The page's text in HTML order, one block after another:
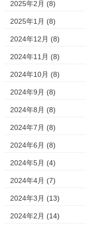
2025年2月 (8)
2025年1月 (8)
2024年12月 (8)
2024年11月 (8)
2024年10月 (8)
2024年9月 (8)
2024年8月 (8)
2024年7月 (8)
2024年6月 (8)
2024年5月 (4)
2024年4月 (7)
2024年3月 (13)
2024年2月 (14)